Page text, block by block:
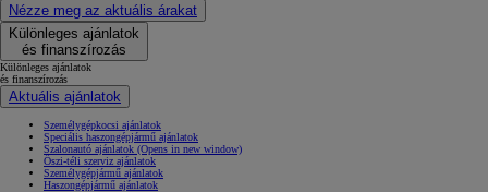
Nézze meg az aktuális árakat
Különleges ajánlatok
és finanszírozás
Különleges ajánlatok
és finanszírozás
Aktuális ajánlatok
Személygépkocsi ajánlatok
Speciális haszongépjármű ajánlatok
Szalonautó ajánlatok (Opens in new window)
Őszi-téli szerviz ajánlatok
Személygépjármű ajánlatok
Haszongépjármű ajánlatok